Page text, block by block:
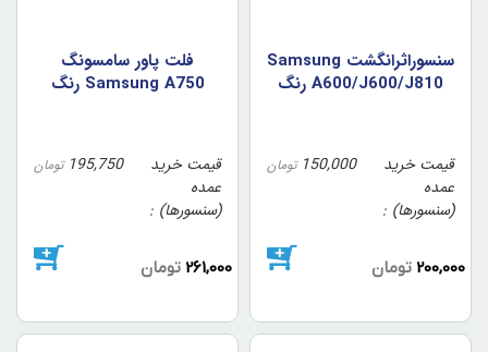
سنسوراثرانگشت Samsung
A600/J600/J810 رنگ
قیمت خرید
عمده
(سنسورها)
150,000 تومان
200,000 تومان
فلت پاور سامسونگ
Samsung A750 رنگ
قیمت خرید
عمده
(سنسورها)
195,750 تومان
261,000 تومان